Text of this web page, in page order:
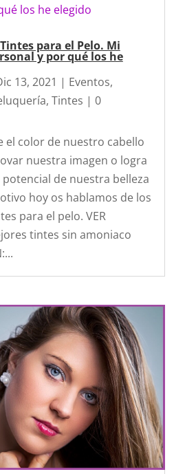
para el Pelo. Mi
y por qué los he
13, 2021 | Eventos,
, Tintes | 0
el color de nuestro cabello
nuestra imagen o logra
de nuestra belleza
hoy os hablamos de los
para el pelo. VER
tintes sin amoniaco